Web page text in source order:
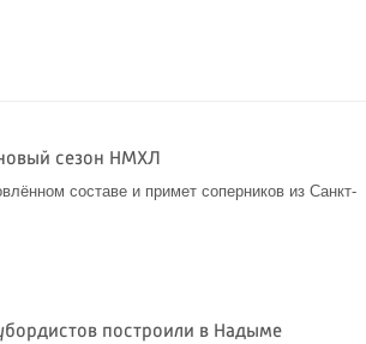
сезон НМХЛ
составе и примет соперников из Санкт-
построили в Надыме